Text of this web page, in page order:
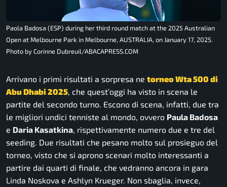
Paola Badosa (ESP) during her third round match at the 2025 Australian
Open at Melbourne Park in Melbourne, AUSTRALIA, on January 17, 2025.
Photo by Corinne Dubreuil/ABACAPRESS.COM
Arrivano i primi risultati a sorpresa ne torneo Wta 500 di
Abu Dhabi 2025, che quest’oggi ha visto in scena le
partite del secondo turno. Escono di scena, infatti, due tra
le migliori undici tenniste al mondo, ovvero Paula Badosa
e Daria Kasatkina, rispettivamente numero due e tre del
seeding. Due risultati che pesano molto sul prosieguo del
torneo, visto che si aprono scenari molto interessanti a
partire dai quarti di finale, che vedranno ancora in gara
Linda Noskova e Ashlyn Krueger. Non sbaglia, invece,